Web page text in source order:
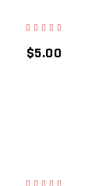
$5.00